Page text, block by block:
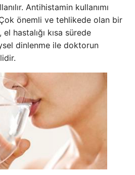
Antihistamin kullanımı
önemli ve tehlikede olan bir
el hastalığı kısa sürede
dinlenme ile doktorun